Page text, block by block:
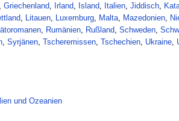
Griechenland Irland Island Italien, Jiddisch,
Litauen, Luxemburg, Malta, Mazedonien,
, Rumänien, Rußland Schweden,
, Syrjänen, Tscheremissen, Tschechien, Ukraine,
und Ozeanien